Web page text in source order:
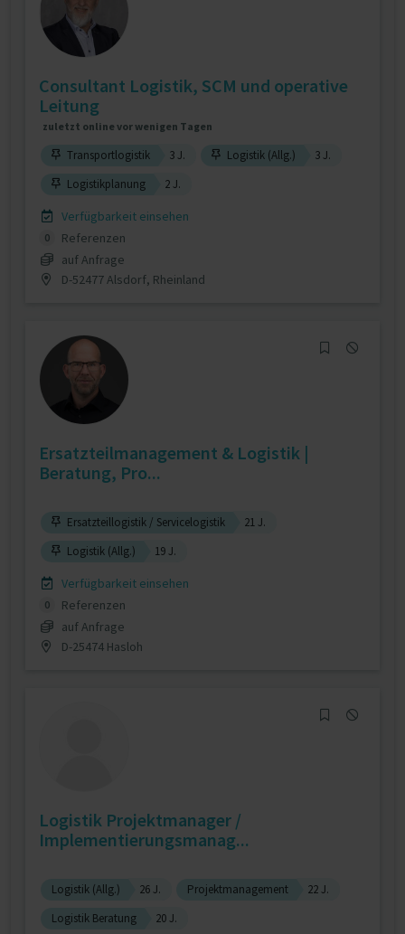
Consultant Logistik, SCM und operative
Leitung
zuletzt online vor wenigen Tagen
Transportlogistik 3 J. Logistik (Allg.)
3 J.
Logistikplanung
2 J.
Verfügbarkeit einsehen
0
Referenzen
auf Anfrage
D-52477 Alsdorf, Rheinland
Ersatzteilmanagement & Logistik |
Beratung, Pro...
Ersatzteillogistik / Servicelogistik
21 J.
Logistik (Allg.)
19 J.
Verfügbarkeit einsehen
0
Referenzen
auf Anfrage
D-25474 Hasloh
Logistik Projektmanager /
Implementierungsmanag...
Logistik (Allg.) 26 J. Projektmanagement
22 J.
Logistik Beratung
20 J.